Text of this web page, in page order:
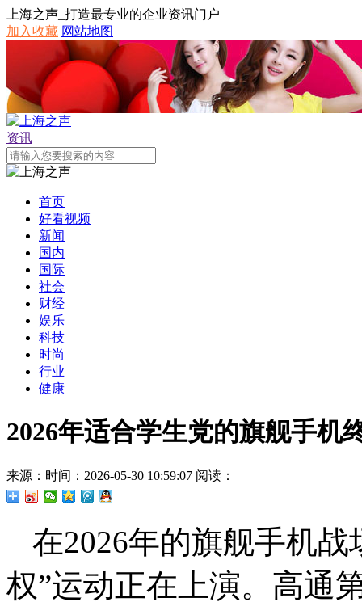
上海之声_打造最专业的企业资讯门户
加入收藏 网站地图
资讯
首页
好看视频
新闻
国内
国际
社会
财经
娱乐
科技
时尚
行业
健康
2026年适合学生党的旗舰手机
来源： 时间：2026-05-30 10:59:07 阅读：
在2026年的旗舰手机
权”运动正在上演。高通